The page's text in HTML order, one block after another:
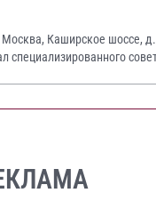
Москва, Каширское шоссе,
специализированного